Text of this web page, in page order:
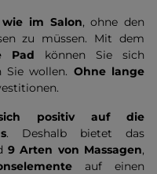
wie im Salon, ohne den
zu müssen. Mit dem
Pad können Sie sich
Sie wollen. Ohne lange
positiv auf die
. Deshalb bietet das
9 Arten von Massagen,
auf einen